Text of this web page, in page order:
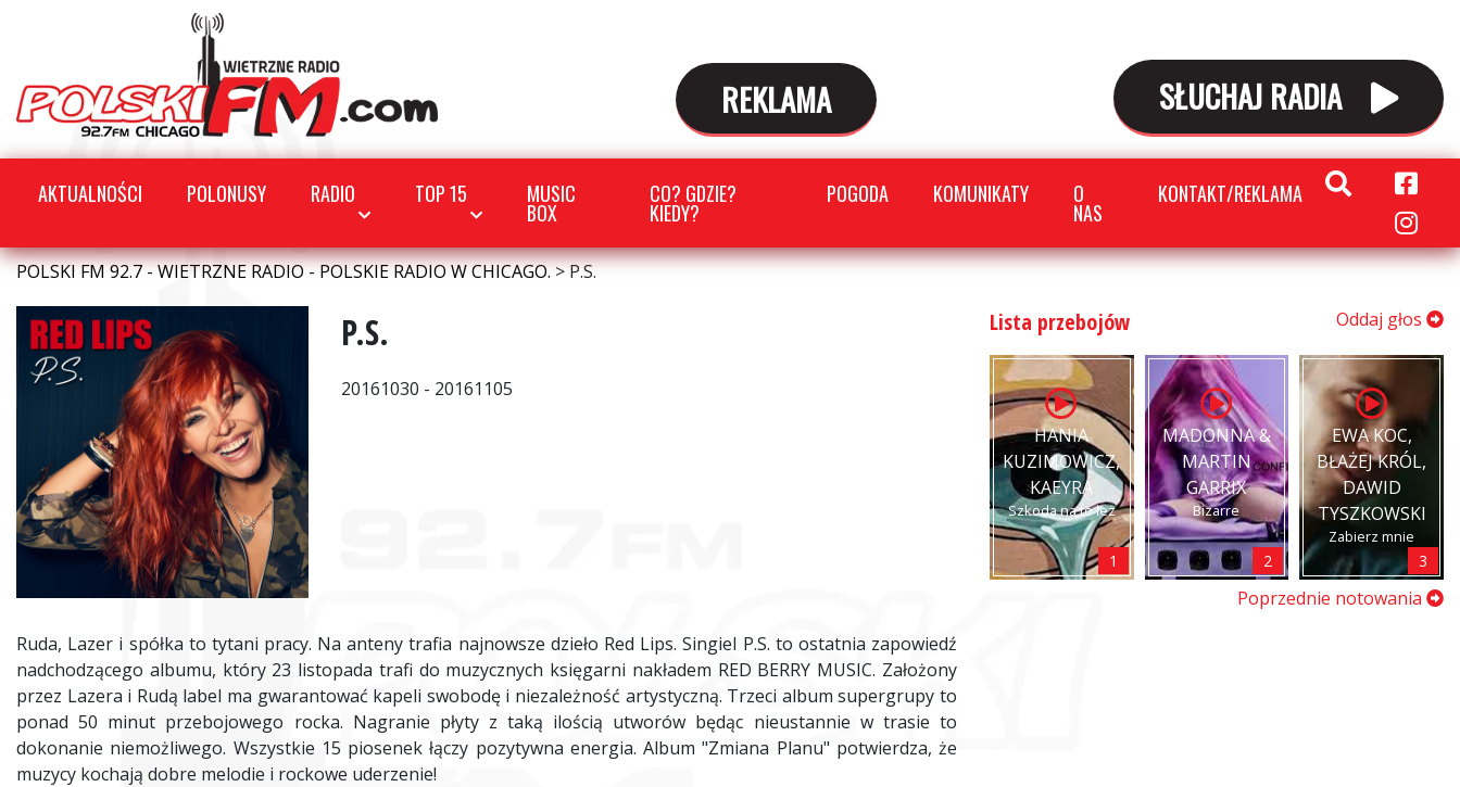
REKLAMA SŁUCHAJ RADIA
AKTUALNOŚCI POLONUSY RADIO TOP 15 MUSIC
BOX
CO? GDZIE?
KIEDY?
POGODA KOMUNIKATY O
NAS
KONTAKT/REKLAMA
POLSKI FM 92.7 - WIETRZNE RADIO - POLSKIE RADIO W CHICAGO.>P.S.
P.S.
20161030 - 20161105
Ruda, Lazer i spółka to tytani pracy. Na anteny trafia najnowsze dzieło Red Lips. Singiel P.S. to ostatnia zapowiedź
nadchodzącego albumu, który 23 listopada trafi do muzycznych księgarni nakładem RED BERRY MUSIC. Założony
przez Lazera i Rudą label ma gwarantować kapeli swobodę i niezależność artystyczną. Trzeci album supergrupy to
ponad 50 minut przebojowego rocka. Nagranie płyty z taką ilością utworów będąc nieustannie w trasie to
dokonanie niemożliwego. Wszystkie 15 piosenek łączy pozytywna energia. Album "Zmiana Planu" potwierdza, że
muzycy kochają dobre melodie i rockowe uderzenie!
Lista przebojów Oddaj głos
HANIA
KUZIMOWICZ,
KAEYRA
Szkoda na to łez
1
MADONNA &
MARTIN
GARRIX
Bizarre
2
EWA KOC,
BŁAŻEJ KRÓL,
DAWID
TYSZKOWSKI
Zabierz mnie
3
Poprzednie notowania